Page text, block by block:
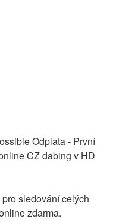
Odplata - První
CZ dabing v HD
sledování celých
zdarma.